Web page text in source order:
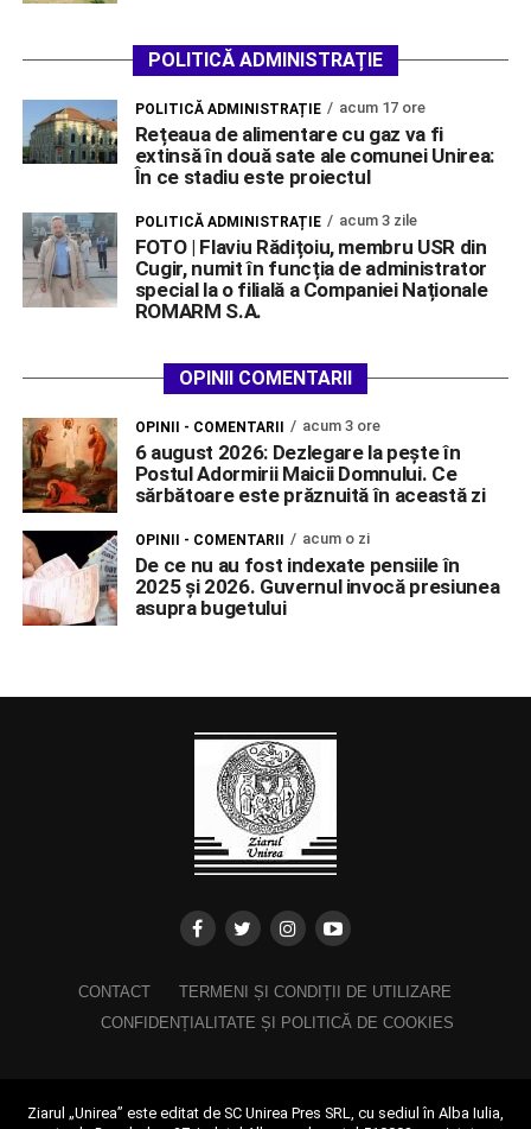
POLITICĂ ADMINISTRAȚIE
POLITICĂ ADMINISTRAȚIE acum 17 ore
Rețeaua de alimentare cu gaz va fi
extinsă în două sate ale comunei Unirea:
În ce stadiu este proiectul
POLITICĂ ADMINISTRAȚIE acum 3 zile
FOTO | Flaviu Rădițoiu, membru USR din
Cugir, numit în funcția de administrator
special la o filială a Companiei Naționale
ROMARM S.A.
OPINII COMENTARII
OPINII - COMENTARII acum 3 ore
6 august 2026: Dezlegare la pește în
Postul Adormirii Maicii Domnului. Ce
sărbătoare este prăznuită în această zi
OPINII - COMENTARII acum o zi
De ce nu au fost indexate pensiile în
2025 și 2026. Guvernul invocă presiunea
asupra bugetului
CONTACT
TERMENI ȘI CONDIȚII DE UTILIZARE
CONFIDENȚIALITATE ȘI POLITICĂ DE COOKIES
Ziarul „Unirea” este editat de SC Unirea Pres SRL, cu sediul în Alba Iulia,